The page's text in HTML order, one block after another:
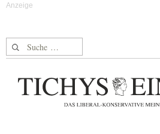
Suche nach: